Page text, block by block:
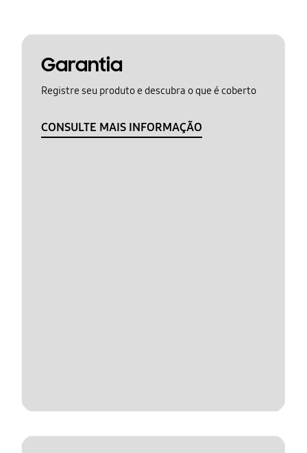
Garantia
Registre seu produto e descubra o que é coberto
CONSULTE MAIS INFORMAÇÃO